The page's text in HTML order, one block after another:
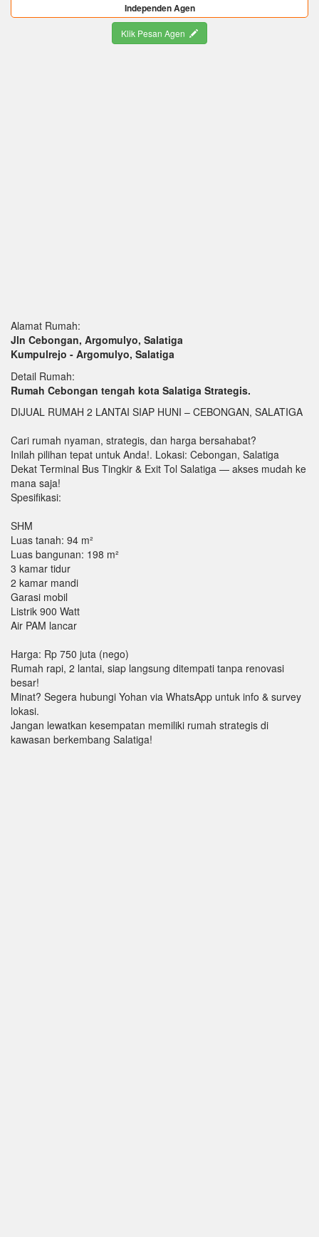
Independen Agen
Klik Pesan Agen
Alamat Rumah:
Jln Cebongan, Argomulyo, Salatiga
Kumpulrejo - Argomulyo, Salatiga
Detail Rumah:
Rumah Cebongan tengah kota Salatiga Strategis.
DIJUAL RUMAH 2 LANTAI SIAP HUNI – CEBONGAN, SALATIGA
Cari rumah nyaman, strategis, dan harga bersahabat?
Inilah pilihan tepat untuk Anda!. Lokasi: Cebongan, Salatiga
Dekat Terminal Bus Tingkir & Exit Tol Salatiga — akses mudah ke
mana saja!
Spesifikasi:
SHM
Luas tanah: 94 m²
Luas bangunan: 198 m²
3 kamar tidur
2 kamar mandi
Garasi mobil
Listrik 900 Watt
Air PAM lancar
Harga: Rp 750 juta (nego)
Rumah rapi, 2 lantai, siap langsung ditempati tanpa renovasi
besar!
Minat? Segera hubungi Yohan via WhatsApp untuk info & survey
lokasi.
Jangan lewatkan kesempatan memiliki rumah strategis di
kawasan berkembang Salatiga!